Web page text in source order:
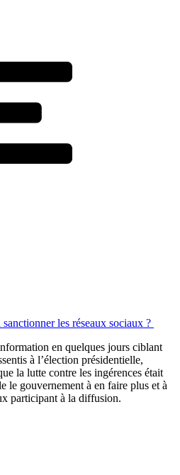
les réseaux sociaux ?
en quelques jours ciblant
à l’élection présidentielle,
la lutte contre les ingérences était
le gouvernement à en faire plus et à
participant à la diffusion.